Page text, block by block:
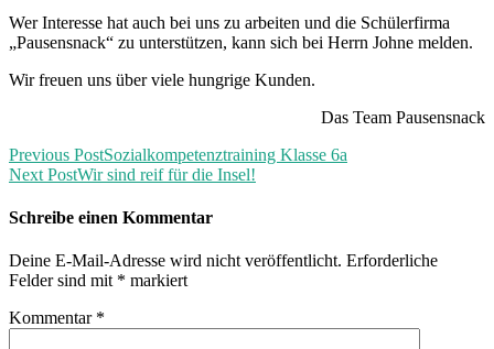
Wer Interesse hat auch bei uns zu arbeiten und die Schülerfirma
„Pausensnack“ zu unterstützen, kann sich bei Herrn Johne melden.
Wir freuen uns über viele hungrige Kunden.
Das Team Pausensnack
Previous PostSozialkompetenztraining Klasse 6a
Next PostWir sind reif für die Insel!
Schreibe einen Kommentar
Deine E-Mail-Adresse wird nicht veröffentlicht. Erforderliche
Felder sind mit * markiert
Kommentar *